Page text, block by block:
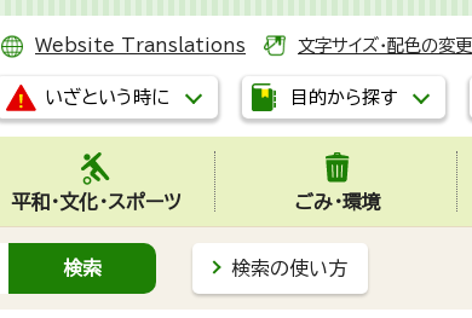
Website Translations 文字サイズ・配色の変更
いざという時に 目的から探す
平和・文化・スポーツ ごみ・環境
検索の使い方